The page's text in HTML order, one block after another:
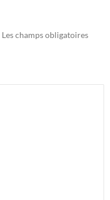
Les champs obligatoires